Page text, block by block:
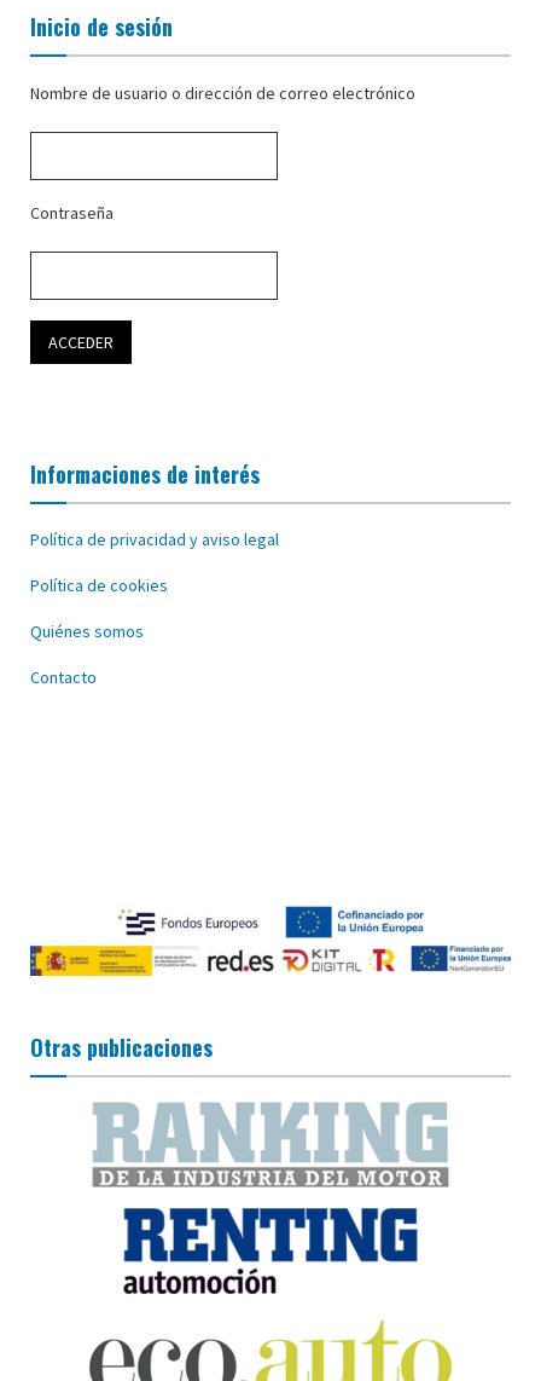
Inicio de sesión
Nombre de usuario o dirección de correo electrónico
Contraseña
Informaciones de interés
Política de privacidad y aviso legal
Política de cookies
Quiénes somos
Contacto
Otras publicaciones